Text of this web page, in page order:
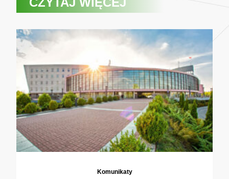
Komunikaty